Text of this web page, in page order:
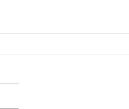
는 양심의 가책이 일어날